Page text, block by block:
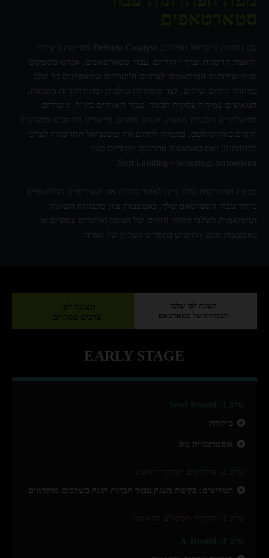
עם נוכחות בישראל וארה"ב, Deloitte Catalyst מסייעת ביצירת
והאצת חדשנות וערך ייחודיים. עבור סטארטאפים, אנחנו מספקים
מגוון שירותים המותאמים לצרכים הייעודיים שמאפיינים כל שלב
במחזור החיים שלהם, לצד מומחיות עולמית ומתודולוגיות מוכחות,
המאיצים צמיחה עסקית חכמה. עבור תאגידים בינ"ל, משרדים
ממשלתיים ותכניות האצה, אנחנו מזהים, מייצרים ותומכים במערכות
יחסים באקוסיסטם, במטרה לרתום את פוטנציאל החדשנות לצרכי
לקוחותינו, זאת באמצעות פתרונות ייחודיים כגון:
Scouting, Immersion ו-Soft Landing.
במפת הפתרונות שלנו ניתן לאתר בקלות את השירותים הרלוונטיים
ביותר עבור הסטרטאפ שלך, באמצעות עיון בתצוגות השונות
המותאמות לשלבי מחזור החיים של העסק ואתגרים עסקיים או
באמצעות מנוע החיפוש בתפריט העליון של האתר.
תצוגה לפי
צרכים עסקיים
תצוגה לפי שלבי
הצמיחה של סטארטאפ
EARLY STAGE
ביקורת
אסטרטגיית מס
תמריצים: בקשת מענק עבור חברות הזנק בשלבים מוקדמים